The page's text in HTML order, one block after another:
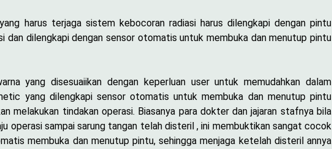
harus terjaga sistem kebocoran radiasi harus dilengkapi dengan pintu
dilengkapi dengan sensor otomatis untuk membuka dan menutup pintu
yang disesuaiikan dengan keperluan user untuk memudahkan dalam
yang dilengkapi sensor otomatis untuk membuka dan menutup pintu
melakukan tindakan operasi. Biasanya para dokter dan jajaran stafnya bila
operasi sampai sarung tangan telah disteril , ini membuktikan sangat cocok
membuka dan menutup pintu, sehingga menjaga ketelah disteril annya